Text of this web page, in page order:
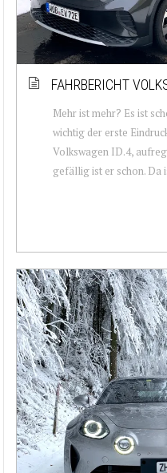
FAHRBERICHT
Mehr ist mehr? Es ist
wichtig der erste
Volkswagen ID.4,
gefällig ist er schon. Da